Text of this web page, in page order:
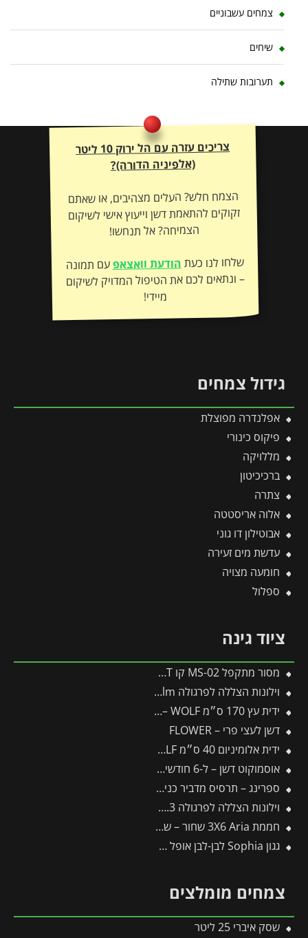
צמחים עשבוניים
שיחים
תערובות שתילה
צריכים עזרה עם הל ירוק 10 ליטר
(אלפיניה הדורה)?
הצמח חלש? העלים מצהיבים, או שאתם
זקוקים להתאמת דשן וייעוץ אישי לשיקום
הצמיחה? אל תנחשו!
שלחו לנו כעתהודעת וואצאפעם תמונה
– ונתאים לכם את הטיפול המדויק לשיקום
מיידי!
גידול צמחים
אפלנדרה מפוצלת
פיקוס כינורי
מללויקה
ברכיכיטון
צתרה
אלוה אריסטטה
אבוטילון דו גוני
עדשת מים זעירה
חומעה מצויה
ספלול
ציוד גינה
מסור מתקפל MS-02 קו CUT
וילונות הצללה לפרגולה 3.4X8.1 Stockholm מבית פלרם – Canopia
ידית עץ 170 ס״מ ZM170 – WOLF
דשן לעצי פרי – FLOWER
ידית אלומיניום 40 ס״מ ZM04 – WOLF
אוסמוקוט דשן – ל-6 חודשים – 3 ק"ג
ספרינג – תרסיס מדביר כנימות
וילונות הצללה לפרגולה 3X7.3 מבית פלרם – Canopia
חממת 3X6 Aria שחור – שקוף מבית פלרם – Canopia
גגון Sophia לבן-לבן אופל 1X1.6 עיצוב מודרני מבית פלרם – Canopia
צמחים מומלצים
שסק איברי 25 ליטר